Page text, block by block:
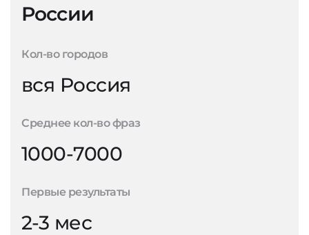
России
Кол-во городов
вся Россия
Среднее кол-во фраз
1000-7000
Первые результаты
2-3 мес